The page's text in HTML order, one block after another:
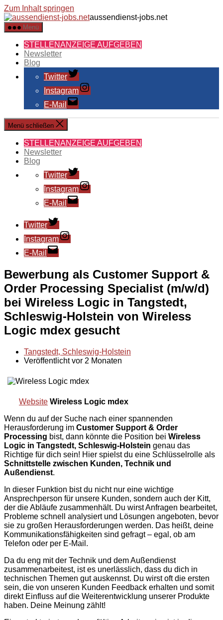
Zum Inhalt springen
aussendienst-jobs.net
Menü
STELLENANZEIGE AUFGEBEN
Newsletter
Blog
Twitter
Instagram
E-Mail
Menü schließen
STELLENANZEIGE AUFGEBEN
Newsletter
Blog
Twitter
Instagram
E-Mail
Twitter
Instagram
E-Mail
Bewerbung als Customer Support &
Order Processing Specialist (m/w/d)
bei Wireless Logic in Tangstedt,
Schleswig-Holstein von Wireless
Logic mdex gesucht
Tangstedt, Schleswig-Holstein
Veröffentlicht vor 2 Monaten
Website Wireless Logic mdex
Wenn du auf der Suche nach einer spannenden
Herausforderung im Customer Support & Order
Processing bist, dann könnte die Position bei Wireless
Logic in Tangstedt, Schleswig-Holstein genau das
Richtige für dich sein! Hier spielst du eine Schlüsselrolle als
Schnittstelle zwischen Kunden, Technik und
Außendienst.
In dieser Funktion bist du nicht nur eine wichtige
Ansprechperson für unsere Kunden, sondern auch der Kitt,
der die Abläufe zusammenhält. Du wirst Anfragen bearbeitet,
Probleme schnell analysiert und Lösungen angeboten, bevor
sie zu großen Herausforderungen werden. Das heißt, deine
Kommunikationsfähigkeiten sind gefragt – egal, ob am
Telefon oder per E-Mail.
Da du eng mit der Technik und dem Außendienst
zusammenarbeitest, ist es unerlässlich, dass du dich in
technischen Themen gut auskennst. Du wirst oft die ersten
sein, die von unseren Kunden Feedback erhalten und somit
direkt Einfluss auf die Weiterentwicklung unserer Produkte
haben. Deine Meinung zählt!